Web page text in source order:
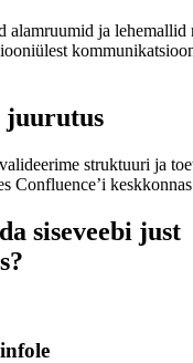
alamruumid ja lehemallid
juurutus
struktuuri ja
Confluence’i
siseveebi just